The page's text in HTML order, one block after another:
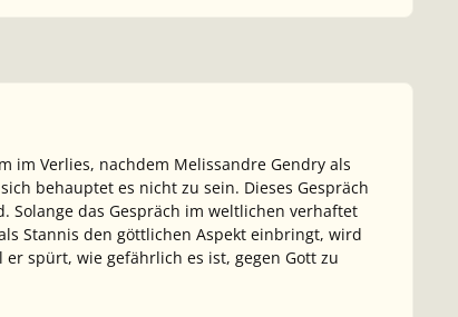
im Verlies, nachdem Melissandre Gendry als
behauptet es nicht zu sein. Dieses Gespräch
Solange das Gespräch im weltlichen verhaftet
Stannis den göttlichen Aspekt einbringt, wird
spürt, wie gefährlich es ist, gegen Gott zu